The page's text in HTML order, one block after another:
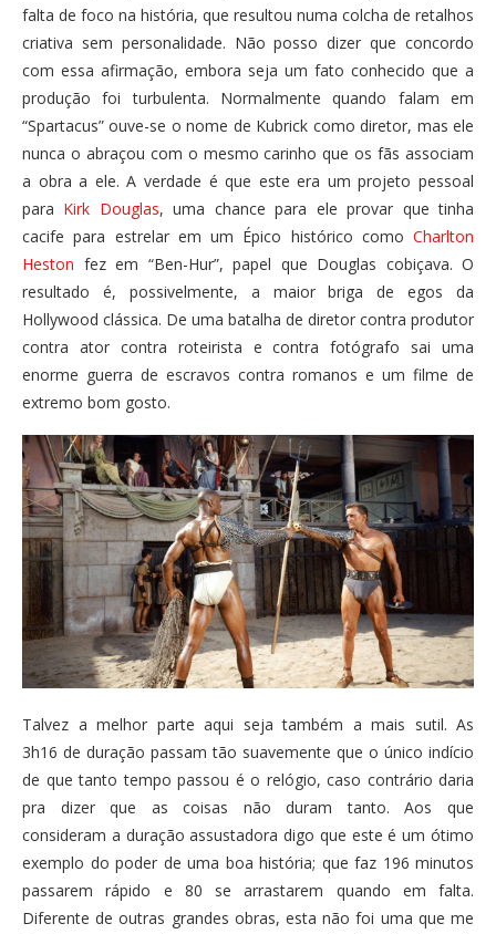
falta de foco na história, que resultou numa colcha de retalhos
criativa sem personalidade. Não posso dizer que concordo
com essa afirmação, embora seja um fato conhecido que a
produção foi turbulenta. Normalmente quando falam em
“Spartacus” ouve-se o nome de Kubrick como diretor, mas ele
nunca o abraçou com o mesmo carinho que os fãs associam
a obra a ele. A verdade é que este era um projeto pessoal
para Kirk Douglas, uma chance para ele provar que tinha
cacife para estrelar em um Épico histórico como Charlton
Heston fez em “Ben-Hur”, papel que Douglas cobiçava. O
resultado é, possivelmente, a maior briga de egos da
Hollywood clássica. De uma batalha de diretor contra produtor
contra ator contra roteirista e contra fotógrafo sai uma
enorme guerra de escravos contra romanos e um filme de
extremo bom gosto.
Talvez a melhor parte aqui seja também a mais sutil. As
3h16 de duração passam tão suavemente que o único indício
de que tanto tempo passou é o relógio, caso contrário daria
pra dizer que as coisas não duram tanto. Aos que
consideram a duração assustadora digo que este é um ótimo
exemplo do poder de uma boa história; que faz 196 minutos
passarem rápido e 80 se arrastarem quando em falta.
Diferente de outras grandes obras, esta não foi uma que me